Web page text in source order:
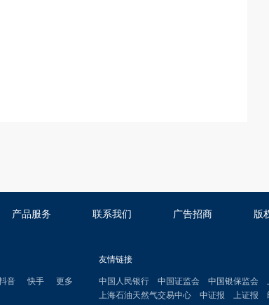
产品服务 联系我们 广告招商 版
音 快手 更多
友情链接
中国人民银行 中国证监会 中国银保监会
上海石油天然气交易中心
中证报 上证报